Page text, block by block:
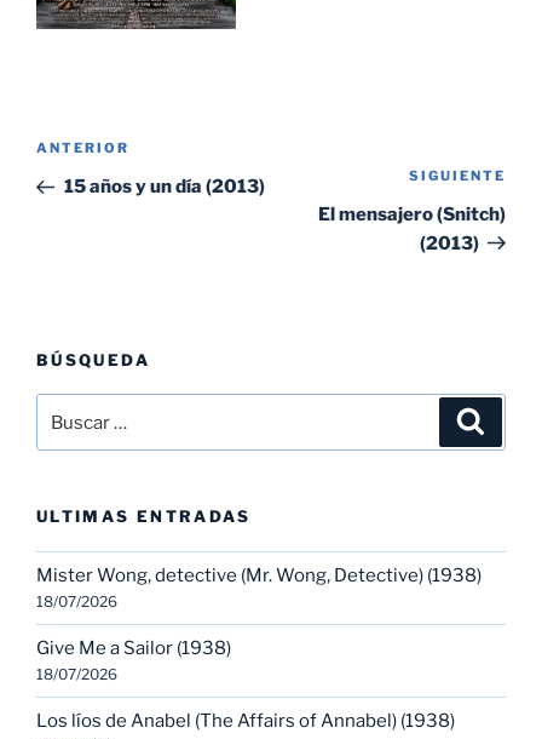
Navegación
entradas
Entrada
anterior:
ANTERIOR
15 años y un día (2013)
SIGUIENTE
El mensajero (Snitch)
(2013)
BÚSQUEDA
por:
ULTIMAS ENTRADAS
Mister Wong, detective (Mr. Wong, Detective) (1938)
18/07/2026
Give Me a Sailor (1938)
18/07/2026
Los líos de Anabel (The Affairs of Annabel) (1938)